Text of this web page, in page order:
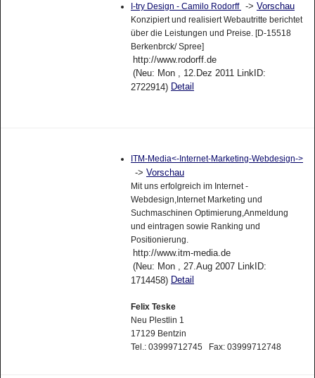
I-try Design - Camilo Rodorff -> Vorschau
Konzipiert und realisiert Webautritte berichtet
über die Leistungen und Preise. [D-15518
Berkenbrck/ Spree]
http://www.rodorff.de
(Neu: Mon , 12.Dez 2011 LinkID:
2722914) Detail
ITM-Media<-Internet-Marketing-Webdesign->
-> Vorschau
Mit uns erfolgreich im Internet -
Webdesign,Internet Marketing und
Suchmaschinen Optimierung,Anmeldung
und eintragen sowie Ranking und
Positionierung.
http://www.itm-media.de
(Neu: Mon , 27.Aug 2007 LinkID:
1714458) Detail
Felix Teske
Neu Plestlin 1
17129 Bentzin
Tel.: 03999712745 Fax: 03999712748